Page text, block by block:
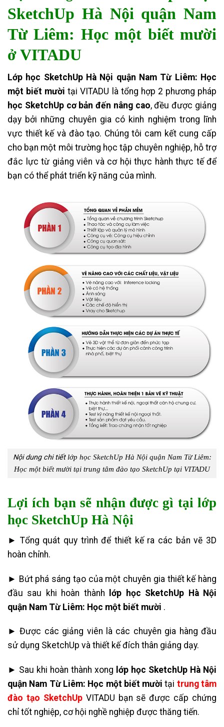
SketchUp Hà Nội quận Nam
Từ Liêm: Học một biết mười
ở VITADU
Lớp học SketchUp Hà Nội quận Nam Từ Liêm: Học
một biết mười tại VITADU là tổng hợp 2 phương pháp
học SketchUp cơ bản đến nâng cao, đều được giảng
dạy bởi những chuyên gia có kinh nghiệm trong lĩnh
vực thiết kế và đào tạo. Chúng tôi cam kết cung cấp
cho bạn một môi trường học tập chuyên nghiệp, hỗ trợ
đắc lực từ giảng viên và cơ hội thực hành thực tế để
bạn có thể phát triển kỹ năng của mình.
Nội dung chi tiếtlớp học SketchUp Hà Nội quận Nam Từ Liêm:
Học một biết mười tại trung tâm đào tạo SketchUp tại VITADU
Lợi ích bạn sẽ nhận được gì tại lớp
học SketchUp Hà Nội
► Tổng quát quy trình để thiết kế ra các bản vẽ 3D
hoàn chỉnh.
► Bứt phá sáng tạo của một chuyên gia thiết kế hàng
đầu sau khi hoàn thành
lớp học SketchUp Hà Nội
quận Nam Từ Liêm: Học một biết mười .
► Được các giảng viên là các chuyên gia hàng đầu
sử dụng SketchUp và thiết kế đích thân giảng dạy.
► Sau khi hoàn thành xong lớp học SketchUp Hà Nội
quận Nam Từ Liêm: Học một biết mười tại trung tâm
đào tạo SketchUpVITADU bạn sẽ được cấp chứng
chỉ tốt nghiệp, cơ hội nghề nghiệp được thăng tiến.